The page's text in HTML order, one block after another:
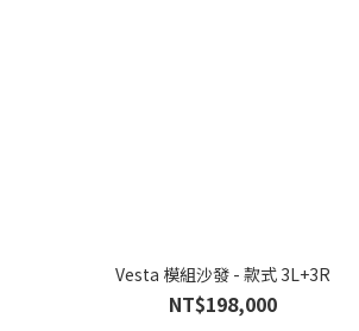
Vesta 模組沙發 - 款式 3L+3R
NT$198,000